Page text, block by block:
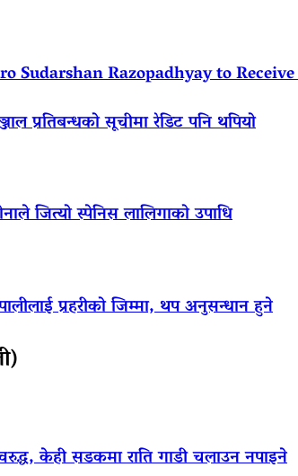
Sudarshan Razopadhyay to
प्रतिबन्धको सूचीमा रेडिट पनि थपियो
जित्यो स्पेनिस लालिगाको उपाधि
प्रहरीको जिम्मा, थप अनुसन्धान हुने
केही सडकमा राति गाडी चलाउन नपाइने